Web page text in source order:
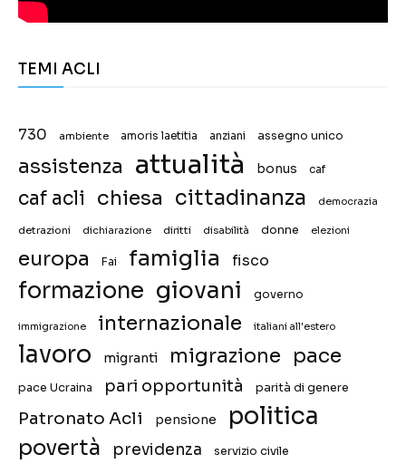
TEMI ACLI
730 ambiente amoris laetitia anziani assegno unico
assistenza attualità bonus caf
caf acli chiesa cittadinanza democrazia
detrazioni dichiarazione diritti disabilità donne elezioni
europa Fai famiglia fisco
formazione giovani governo
immigrazione internazionale italiani all'estero
lavoro migranti migrazione pace
pace Ucraina pari opportunità parità di genere
Patronato Acli pensione politica
povertà previdenza servizio civile